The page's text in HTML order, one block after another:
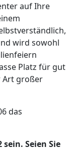
auf Ihre
wird sowohl
Platz für gut
Art großer
das
Seien Sie